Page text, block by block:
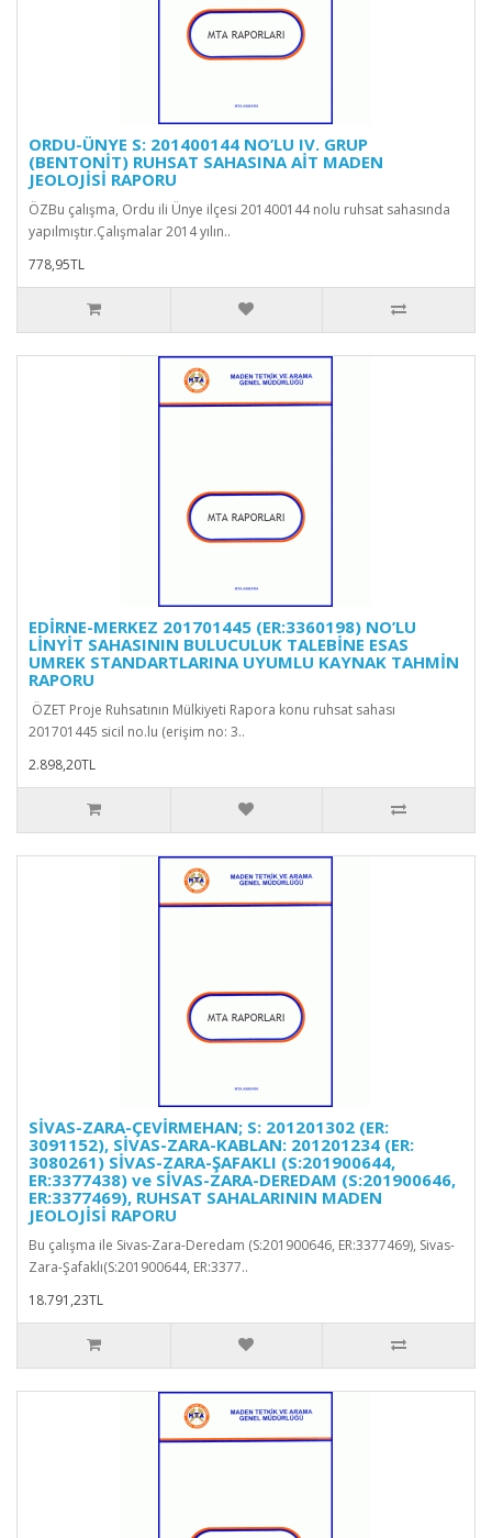
ORDU-ÜNYE S: 201400144 NO’LU IV. GRUP
(BENTONİT) RUHSAT SAHASINA AİT MADEN
JEOLOJİSİ RAPORU
ÖZBu çalışma, Ordu ili Ünye ilçesi 201400144 nolu ruhsat sahasında
yapılmıştır.Çalışmalar 2014 yılın..
778,95TL
EDİRNE-MERKEZ 201701445 (ER:3360198) NO’LU
LİNYİT SAHASININ BULUCULUK TALEBİNE ESAS
UMREK STANDARTLARINA UYUMLU KAYNAK TAHMİN
RAPORU
ÖZET Proje Ruhsatının Mülkiyeti Rapora konu ruhsat sahası
201701445 sicil no.lu (erişim no: 3..
2.898,20TL
SİVAS-ZARA-ÇEVİRMEHAN; S: 201201302 (ER:
3091152), SİVAS-ZARA-KABLAN: 201201234 (ER:
3080261) SİVAS-ZARA-ŞAFAKLI (S:201900644,
ER:3377438) ve SİVAS-ZARA-DEREDAM (S:201900646,
ER:3377469), RUHSAT SAHALARININ MADEN
JEOLOJİSİ RAPORU
Bu çalışma ile Sivas-Zara-Deredam (S:201900646, ER:3377469), Sivas-
Zara-Şafaklı(S:201900644, ER:3377..
18.791,23TL